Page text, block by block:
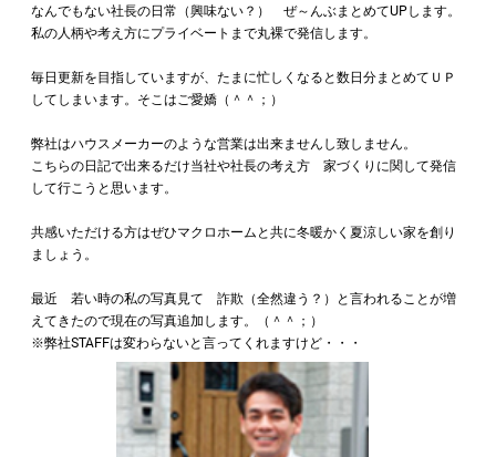
なんでもない社長の日常（興味ない？） ぜ～んぶまとめてUPします。
私の人柄や考え方にプライベートまで丸裸で発信します。
毎日更新を目指していますが、たまに忙しくなると数日分まとめてＵＰ
してしまいます。そこはご愛嬌（＾＾；）
弊社はハウスメーカーのような営業は出来ませんし致しません。
こちらの日記で出来るだけ当社や社長の考え方 家づくりに関して発信
して行こうと思います。
共感いただける方はぜひマクロホームと共に冬暖かく夏涼しい家を創り
ましょう。
最近 若い時の私の写真見て 詐欺（全然違う？）と言われることが増
えてきたので現在の写真追加します。（＾＾；）
※弊社STAFFは変わらないと言ってくれますけど・・・